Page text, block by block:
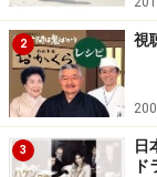
2 視
3
日
ド